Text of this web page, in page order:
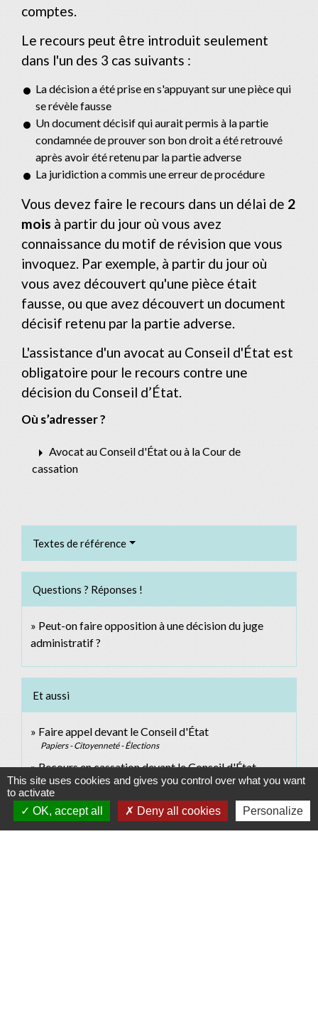
comptes.
Le recours peut être introduit seulement
dans l'un des 3 cas suivants :
La décision a été prise en s'appuyant sur une pièce qui
se révèle fausse
Un document décisif qui aurait permis à la partie
condamnée de prouver son bon droit a été retrouvé
après avoir été retenu par la partie adverse
La juridiction a commis une erreur de procédure
Vous devez faire le recours dans un délai de 2
mois à partir du jour où vous avez
connaissance du motif de révision que vous
invoquez. Par exemple, à partir du jour où
vous avez découvert qu'une pièce était
fausse, ou que avez découvert un document
décisif retenu par la partie adverse.
L'assistance d'un avocat au Conseil d'État est
obligatoire pour le recours contre une
décision du Conseil d’État.
Où s’adresser ?
arrow_right Avocat au Conseil d'État ou à la Cour de
cassation
Textes de référence
Questions ? Réponses !
Peut-on faire opposition à une décision du juge
administratif ?
Et aussi
Faire appel devant le Conseil d'État
Papiers - Citoyenneté - Élections
Recours en cassation devant le Conseil d'État
Papiers - Citoyenneté - Élections
Signaler une erreur sur cette page
This site uses cookies and gives you control over what you want
to activate
OK, accept all
Deny all cookies Personalize